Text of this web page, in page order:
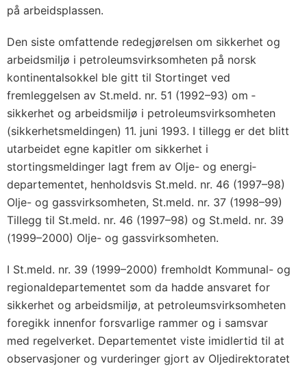
på arbeidsplassen.
Den siste omfattende redegjørelsen om sikkerhet og
arbeidsmiljø i petroleumsvirksomheten på norsk
kontinentalsokkel ble gitt til Stortinget ved
fremleggelsen av St.meld. nr. 51 (1992–93) om ­
sikkerhet og arbeidsmiljø i petroleumsvirksomheten
(sikkerhetsmeldingen) 11. juni 1993. I tillegg er det blitt
utarbeidet egne kapitler om sikkerhet i
stortingsmeldinger lagt frem av Olje- og energi­
departementet, henholdsvis St.meld. nr. 46 (1997–98)
Olje- og gassvirksomheten, St.meld. nr. 37 (1998–99)
Tillegg til St.meld. nr. 46 (1997–98) og St.meld. nr. 39
(1999–2000) Olje- og gassvirksomheten.
I St.meld. nr. 39 (1999–2000) fremholdt Kommunal- og
regionaldepartementet som da hadde ansvaret for
sikkerhet og arbeidsmiljø, at petroleumsvirksomheten
foregikk innenfor forsvarlige rammer og i samsvar
med regelverket. Departementet viste imidlertid til at
observasjoner og vurderinger gjort av Oljedirektoratet